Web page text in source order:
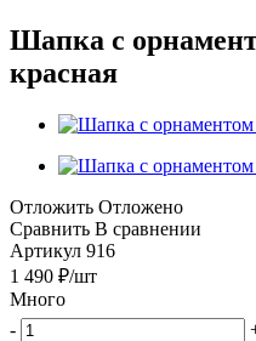
Шапка с
красная
Отложить Отложено
Сравнить В сравнении
Артикул 916
1 490 ₽/шт
Много
-